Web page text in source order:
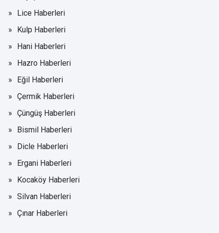
Lice Haberleri
Kulp Haberleri
Hani Haberleri
Hazro Haberleri
Eğil Haberleri
Çermik Haberleri
Çüngüş Haberleri
Bismil Haberleri
Dicle Haberleri
Ergani Haberleri
Kocaköy Haberleri
Silvan Haberleri
Çınar Haberleri